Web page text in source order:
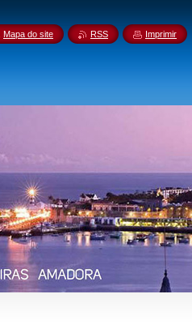
Mapa do site RSS Imprimir